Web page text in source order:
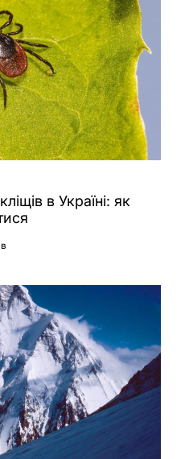
в Україні: як